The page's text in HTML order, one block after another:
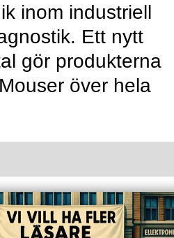
inom industriell
Ett nytt
gör produkterna
över hela